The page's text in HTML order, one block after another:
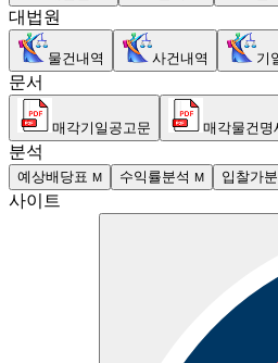
대법원
물건내역 사건내역 기
문서
매각기일공고문 매각물건명
분석
예상배당표 M 수익률분석 M 입찰가
사이트